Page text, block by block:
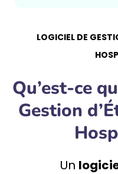
LOGICIEL DE
Qu’est-ce
Gestion
Un